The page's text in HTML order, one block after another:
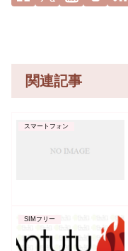
関連記事
スマートフォン
SIMフリー